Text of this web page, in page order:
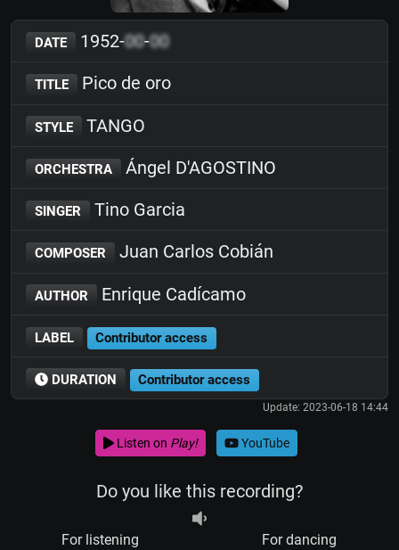
DATE 1952-00-00
TITLE Pico de oro
STYLE TANGO
ORCHESTRA Ángel D'AGOSTINO
SINGER Tino Garcia
COMPOSER Juan Carlos Cobián
AUTHOR Enrique Cadícamo
LABEL Contributor access
DURATION Contributor access
Update: 2023-06-18 14:44
Listen on Play! YouTube
Do you like this recording?
For listening For dancing